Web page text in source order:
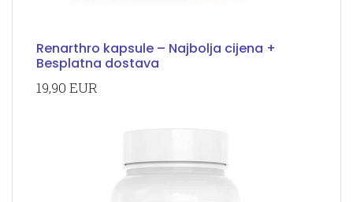
Renarthro kapsule – Najbolja cijena +
Besplatna dostava
19,90 EUR